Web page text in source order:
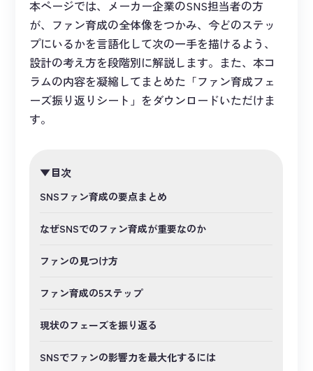
本ページでは、メーカー企業のSNS担当者の方
が、ファン育成の全体像をつかみ、今どのステッ
プにいるかを言語化して次の一手を描けるよう、
設計の考え方を段階別に解説します。また、本コ
ラムの内容を凝縮してまとめた「ファン育成フェ
ーズ振り返りシート」をダウンロードいただけま
す。
目次
SNSファン育成の要点まとめ
なぜSNSでのファン育成が重要なのか
ファンの見つけ方
ファン育成の5ステップ
現状のフェーズを振り返る
SNSでファンの影響力を最大化するには